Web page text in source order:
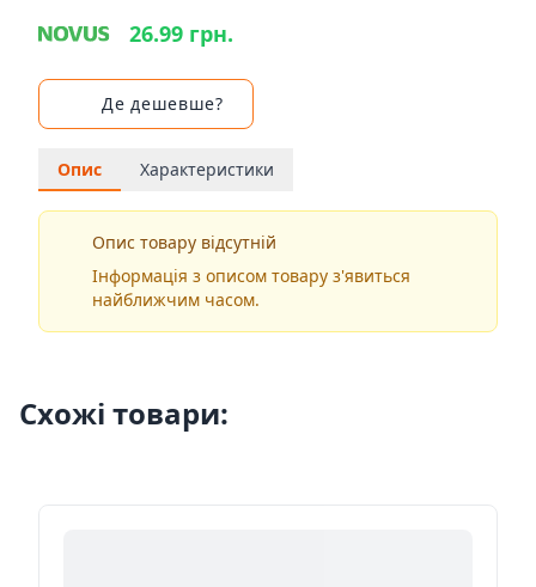
26.99 грн.
Де дешевше?
Опис Характеристики
Опис товару відсутній
Інформація з описом товару з'явиться
найближчим часом.
Схожі товари: